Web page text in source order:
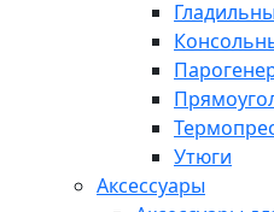
Утюги
Аксессуары